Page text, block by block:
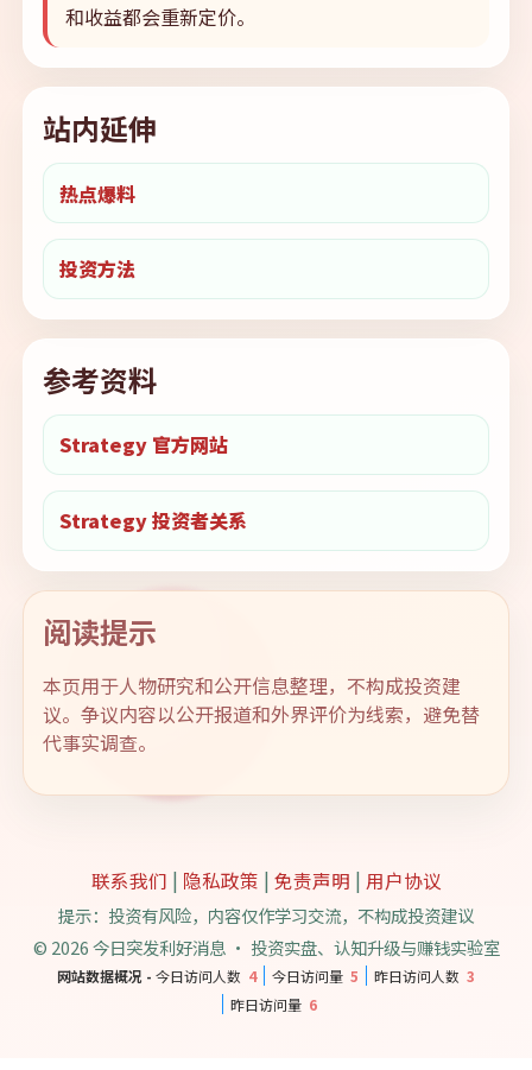
和收益都会重新定价。
站内延伸
热点爆料
投资方法
参考资料
Strategy 官方网站
Strategy 投资者关系
阅读提示
本页用于人物研究和公开信息整理，不构成投资建
议。争议内容以公开报道和外界评价为线索，避免替
代事实调查。
联系我们 | 隐私政策 | 免责声明 | 用户协议
提示：投资有风险，内容仅作学习交流，不构成投资建议
© 2026 今日突发利好消息 · 投资实盘、认知升级与赚钱实验室
网站数据概况 - 今日访问人数 4 今日访问量 5 昨日访问人数 3
昨日访问量 6